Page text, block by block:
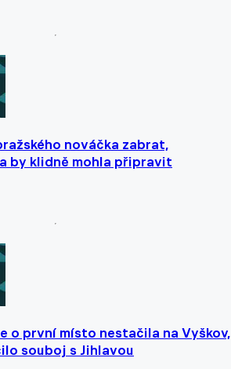
nováčka zabrat,
by klidně mohla připravit
o první místo nestačila na Vyškov,
souboj s Jihlavou